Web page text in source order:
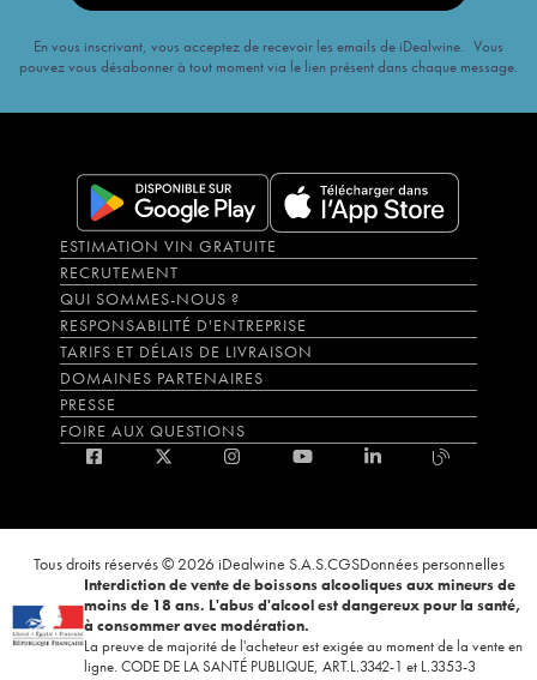
En vous inscrivant, vous acceptez de recevoir les emails de iDealwine. Vous
pouvez vous désabonner à tout moment via le lien présent dans chaque message.
ESTIMATION VIN GRATUITE
RECRUTEMENT
QUI SOMMES-NOUS ?
RESPONSABILITÉ D'ENTREPRISE
TARIFS ET DÉLAIS DE LIVRAISON
DOMAINES PARTENAIRES
PRESSE
FOIRE AUX QUESTIONS
Tous droits réservés © 2026 iDealwine S.A.S.CGSDonnées personnelles
Interdiction de vente de boissons alcooliques aux mineurs de
moins de 18 ans. L'abus d'alcool est dangereux pour la santé,
à consommer avec modération.
La preuve de majorité de l'acheteur est exigée au moment de la vente en
ligne. CODE DE LA SANTÉ PUBLIQUE, ART.L.3342-1 et L.3353-3